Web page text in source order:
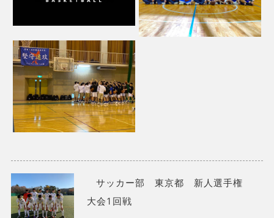
サッカー部 東京都 新人選手権
大会1回戦